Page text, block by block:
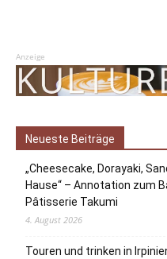
Anzeige
Neueste Beiträge
„Cheesecake, Dorayaki,
Hause“ – Annotation zum
Pâtisserie Takumi
4. August 2026
Touren und trinken in